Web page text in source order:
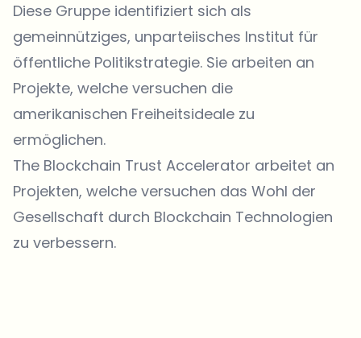
Diese Gruppe identifiziert sich als
gemeinnütziges, unparteiisches Institut für
öffentliche Politikstrategie. Sie arbeiten an
Projekte, welche versuchen die
amerikanischen Freiheitsideale zu
ermöglichen.
The Blockchain Trust Accelerator arbeitet an
Projekten, welche versuchen das Wohl der
Gesellschaft durch Blockchain Technologien
zu verbessern.